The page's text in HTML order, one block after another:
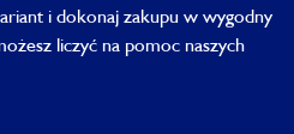
i dokonaj zakupu w wygodny
liczyć na pomoc naszych